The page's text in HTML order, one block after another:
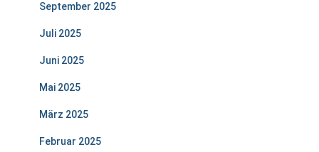
September 2025
Juli 2025
Juni 2025
Mai 2025
März 2025
Februar 2025